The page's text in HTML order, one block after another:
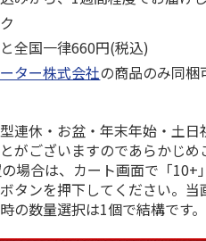
全国一律660円(税込)
ター株式会社の商品のみ同梱
連休・お盆・年末年始・土日
がございますのであらかじめ
場合は、カート画面で「10+
タンを押下してください。当
の数量選択は1個で結構です。